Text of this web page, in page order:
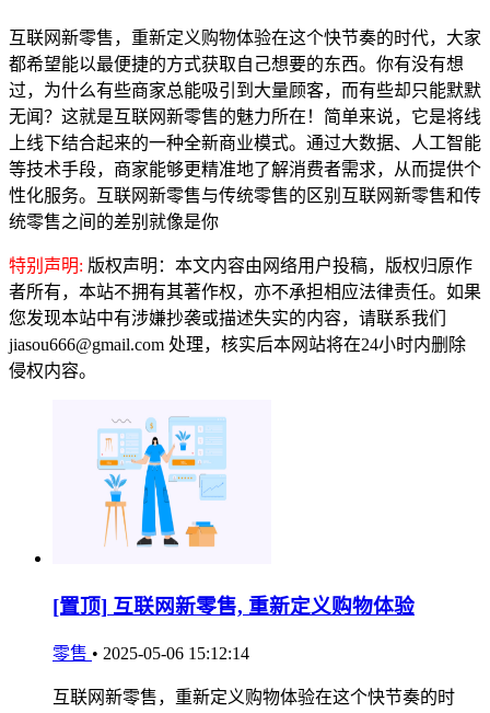
互联网新零售，重新定义购物体验在这个快节奏的时代，大家
都希望能以最便捷的方式获取自己想要的东西。你有没有想
过，为什么有些商家总能吸引到大量顾客，而有些却只能默默
无闻？这就是互联网新零售的魅力所在！简单来说，它是将线
上线下结合起来的一种全新商业模式。通过大数据、人工智能
等技术手段，商家能够更精准地了解消费者需求，从而提供个
性化服务。互联网新零售与传统零售的区别互联网新零售和传
统零售之间的差别就像是你
特别声明: 版权声明：本文内容由网络用户投稿，版权归原作
者所有，本站不拥有其著作权，亦不承担相应法律责任。如果
您发现本站中有涉嫌抄袭或描述失实的内容，请联系我们
jiasou666@gmail.com 处理，核实后本网站将在24小时内删除
侵权内容。
[置顶] 互联网新零售, 重新定义购物体验
零售 • 2025-05-06 15:12:14
互联网新零售，重新定义购物体验在这个快节奏的时